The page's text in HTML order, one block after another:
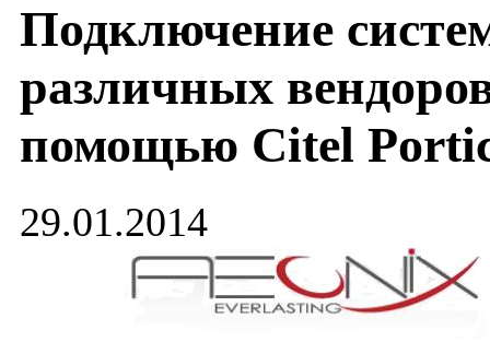
Подключение
различных
помощью Citel
29.01.2014